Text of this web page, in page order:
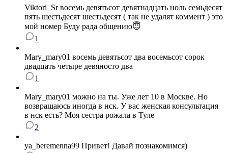
Viktori_Sr восемь девятьсот девятнадцать ноль семьдесят
пять шестьдесят шестьдесят ( так не удалят коммент ) это
мой номер Буду рада общению😇
1
Mary_mary01 восемь девятьсот два восемьсот сорок
двадцать четыре девяносто два
1
Mary_mary01 можно на ты. Уже лет 10 в Москве. Но
возвращаюсь иногда в нск. У вас женская консультация
в нск есть? Моя сестра рожала в Туле
2
ya_beremenna99 Привет! Давай познакомимся)